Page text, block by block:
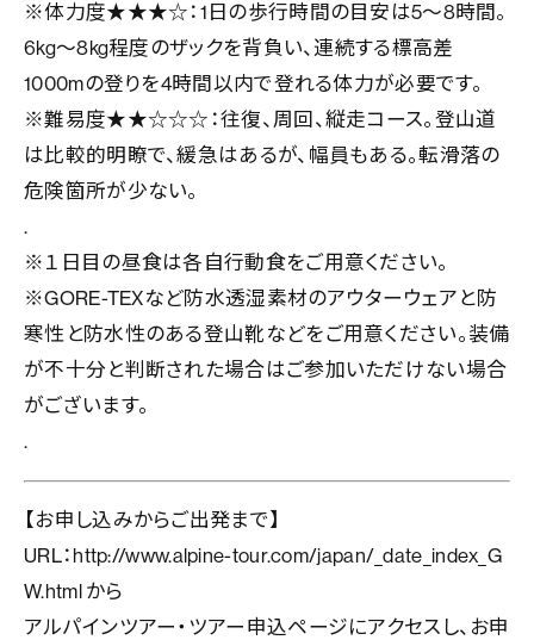
※体力度★★★☆：1日の歩行時間の目安は5～8時間。
6kg～8kg程度のザックを背負い、連続する標高差
1000mの登りを4時間以内で登れる体力が必要です。
※難易度★★☆☆☆：往復、周回、縦走コース。登山道
は比較的明瞭で、緩急はあるが、幅員もある。転滑落の
危険箇所が少ない。
.
※１日目の昼食は各自行動食をご用意ください。
※GORE-TEXなど防水透湿素材のアウターウェアと防
寒性と防水性のある登山靴などをご用意ください。装備
が不十分と判断された場合はご参加いただけない場合
がございます。
.
【お申し込みからご出発まで】
URL： http://www.alpine-tour.com/japan/_date_index_G
W.htmlから
アルパインツアー・ツアー申込ページにアクセスし、お申